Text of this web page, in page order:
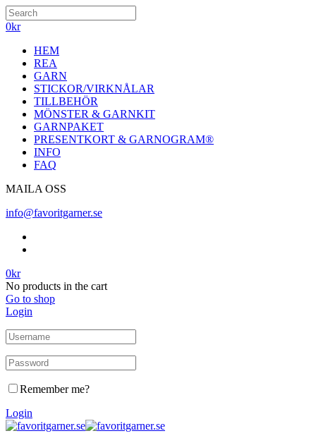
0kr
HEM
REA
GARN
STICKOR/VIRKNÅLAR
TILLBEHÖR
MÖNSTER & GARNKIT
GARNPAKET
PRESENTKORT & GARNOGRAM®
INFO
FAQ
MAILA OSS
info@favoritgarner.se
0kr
No products in the cart
Go to shop
Login
Remember me?
Login